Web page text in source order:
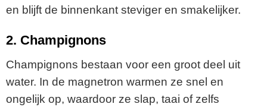
en blijft de binnenkant steviger en smakelijker.
2. Champignons
Champignons bestaan voor een groot deel uit
water. In de magnetron warmen ze snel en
ongelijk op, waardoor ze slap, taai of zelfs